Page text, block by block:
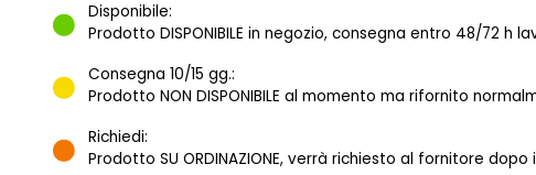
Disponibile:
Prodotto DISPONIBILE in negozio, consegna entro 48/72 h
Consegna 10/15 gg.:
Prodotto NON DISPONIBILE al momento ma rifornito
Richiedi:
Prodotto SU ORDINAZIONE, verrà richiesto al fornitore